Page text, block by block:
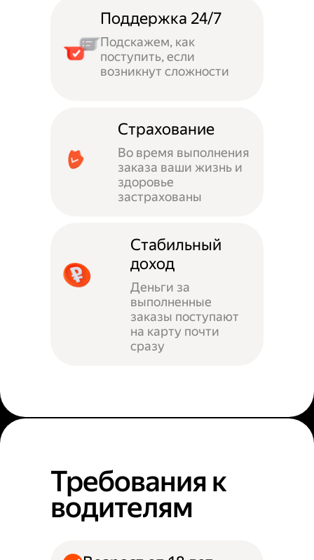
Поддержка 24/7
Подскажем, как
поступить, если
возникнут сложности
Страхование
Во время выполнения
заказа ваши жизнь и
здоровье
застрахованы
Стабильный
доход
Деньги за
выполненные
заказы поступают
на карту почти
сразу
Требования к
водителям